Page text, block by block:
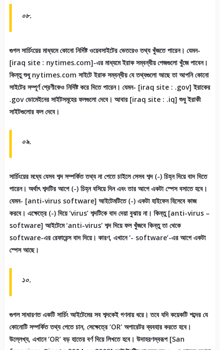
০৮.
গুগল সার্চিংয়ের মাধ্যমে কোনো নির্দিষ্ট ওয়েবসাইটের ভেতরেও তথ্য খুঁজতে পারেন। যেমন-
[iraq site : nytimes.com]-এর মাধ্যমে ইরাক সম্বন্ধীয় পেজগুলো খুঁজে পাবেন।
কিন্তু শুধু nytimes.com সাইটে ইরাক সম্বন্ধীয় যে তথ্যগুলো আছে তা আপনি কোনো
সাইটের সম্পূর্ণ শ্রেণীকেও নির্দিষ্ট করে দিতে পারেন। যেমন- [iraq site : .gov] ইরাকের
.gov ডোমেইনের সাইটসমূহের ফলগুলো দেবে। আবার [iraq site : .iq] শুধু ইরাকী
সাইটগুলোর ফল দেবে।
০৯.
সার্চিংয়ের মধ্যে যেসব শব্দ সম্পর্কিত তথ্য না পেতে চাইলে সেসব শব্দ (-) চিহ্ন দিয়ে বাদ দিতে
পারেন। অর্থাৎ শব্দটির আগে (-) চিহ্ন বসিয়ে দিন এবং তার আগে একটা স্পেস বসাতে হবে।
যেমন- [anti-virus software] আইটেমটিতে (-) একটা হাইফেন হিসেবে কাজ
করবে। এক্ষেত্রে (-) দিয়ে ‘virus’ শব্দটিকে বাদ দেয়া বুঝায় না। কিন্তু [anti-virus –
software] আইটেমে ‘anti-virus’ শব্দ দিয়ে ফল খুঁজবে কিন্তু তা থেকে
software-এর রেফারেন্স বাদ দিয়ে। কারণ, এখানে ‘- software’-এর আগে একটা
স্পেস আছে।
১০.
গুগল সাধারণত একটি সার্চিং আইটেমের সব শব্দকেই গণনায় ধরে। তবে যদি কয়েকটি শব্দের যে
কোনোটি সম্পর্কিত তথ্য পেতে চান, সেক্ষেত্রে ‘OR’ অপারেটর ব্যবহার করতে হবে।
উল্লেখ্য, এখানে ‘OR’ বড় হাতের বর্ণ দিয়ে লিখতে হবে। উদাহরণস্বরূপ [San